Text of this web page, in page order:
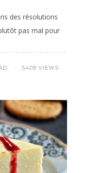
des résolutions
pas mal pour
5409 VIEWS